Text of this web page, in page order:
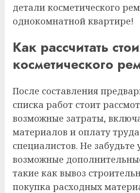
детали косметического
однокомнатной квартире!
Как рассчитать
косметического
После составления
списка работ стоит
возможные затраты,
материалов и оплату труда
специалистов. Не забудьте
возможные
такие как вывоз
покупка расходных